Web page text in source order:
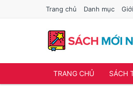
Trang chủ Danh mục
TRANG CHỦ SÁCH